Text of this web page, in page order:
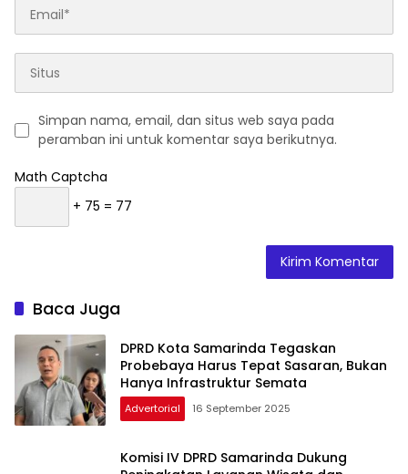
Simpan nama, email, dan situs web saya pada
peramban ini untuk komentar saya berikutnya.
Math Captcha
+ 75 = 77
Baca Juga
DPRD Kota Samarinda Tegaskan
Probebaya Harus Tepat Sasaran, Bukan
Hanya Infrastruktur Semata
Advertorial 16 September 2025
Komisi IV DPRD Samarinda Dukung